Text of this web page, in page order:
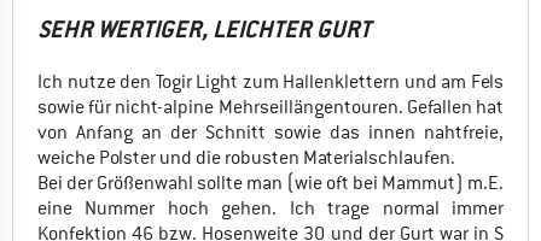
SEHR WERTIGER, LEICHTER GURT
Ich nutze den Togir Light zum Hallenklettern und am Fels
sowie für nicht-alpine Mehrseillängentouren. Gefallen hat
von Anfang an der Schnitt sowie das innen nahtfreie,
weiche Polster und die robusten Materialschlaufen.
Bei der Größenwahl sollte man (wie oft bei Mammut) m.E.
eine Nummer hoch gehen. Ich trage normal immer
Konfektion 46 bzw. Hosenweite 30 und der Gurt war in S